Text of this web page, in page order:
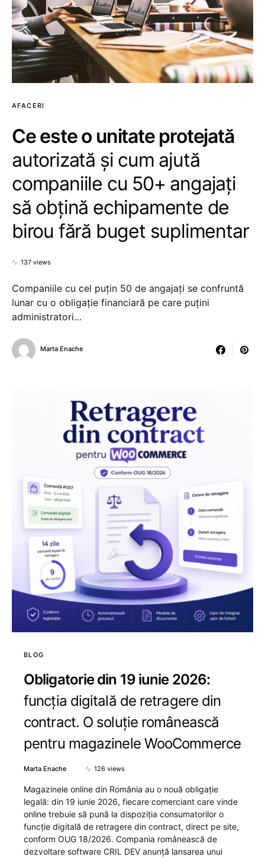
AFACERI
Ce este o unitate protejată
autorizată și cum ajută
companiile cu 50+ angajați
să obțină echipamente de
birou fără buget suplimentar
137 views
Companiile cu cel puțin 50 de angajați se confruntă
lunar cu o obligație financiară pe care puțini
administratori…
Marta Enache
BLOG
Obligatorie din 19 iunie 2026:
funcția digitală de retragere din
contract. O soluție românească
pentru magazinele WooCommerce
Marta Enache 126 views
Magazinele online din România au o nouă obligație
legală: din 19 iunie 2026, fiecare comerciant care vinde
online trebuie să pună la dispoziția consumatorilor o
funcție digitală de retragere din contract, direct pe site,
conform OUG 18/2026. Compania românească de
dezvoltare software CRIL DEV anunță lansarea unui